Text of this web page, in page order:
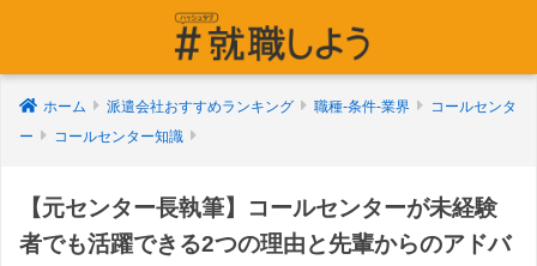
ホーム 派遣会社おすすめランキング 職種-条件-業界
コールセンタ
ー
コールセンター知識
【元センター長執筆】コールセンターが未経験
者でも活躍できる2つの理由と先輩からのアドバ